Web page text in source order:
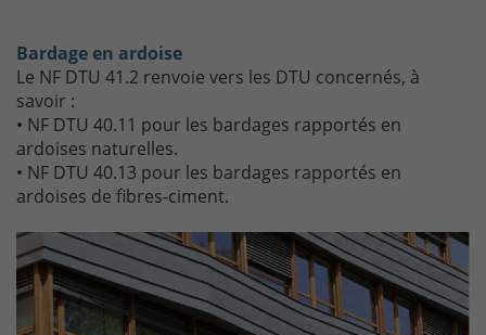
Bardage en ardoise
Le NF DTU 41.2 renvoie vers les DTU concernés, à
savoir :
• NF DTU 40.11 pour les bardages rapportés en
ardoises naturelles.
• NF DTU 40.13 pour les bardages rapportés en
ardoises de fibres-ciment.